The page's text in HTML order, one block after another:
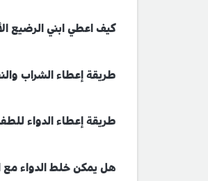
كيف اعطي ابني الرضيع
طريقة إعطاء الشراب
طريقة إعطاء الدواء
هل يمكن خلط الدواء مع